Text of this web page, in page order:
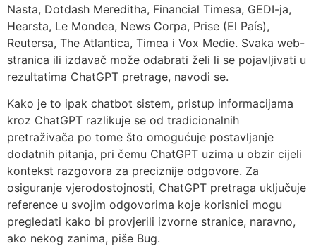
Nasta, Dotdash Mereditha, Financial Timesa, GEDI-ja,
Hearsta, Le Mondea, News Corpa, Prise (El País),
Reutersa, The Atlantica, Timea i Vox Medie. Svaka web-
stranica ili izdavač može odabrati želi li se pojavljivati u
rezultatima ChatGPT pretrage, navodi se.
Kako je to ipak chatbot sistem, pristup informacijama
kroz ChatGPT razlikuje se od tradicionalnih
pretraživača po tome što omogućuje postavljanje
dodatnih pitanja, pri čemu ChatGPT uzima u obzir cijeli
kontekst razgovora za preciznije odgovore. Za
osiguranje vjerodostojnosti, ChatGPT pretraga uključuje
reference u svojim odgovorima koje korisnici mogu
pregledati kako bi provjerili izvorne stranice, naravno,
ako nekog zanima, piše Bug.